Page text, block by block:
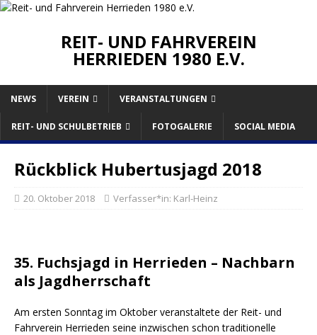
REIT- UND FAHRVEREIN
HERRIEDEN 1980 E.V.
NEWS VEREIN VERANSTALTUNGEN
REIT- UND SCHULBETRIEB FOTOGALERIE SOCIAL MEDIA
Rückblick Hubertusjagd 2018
20. Oktober 2018 Verfasser*in: Karl-Heinz
35. Fuchsjagd in Herrieden – Nachbarn
als Jagdherrschaft
Am ersten Sonntag im Oktober veranstaltete der Reit- und
Fahrverein Herrieden seine inzwischen schon traditionelle